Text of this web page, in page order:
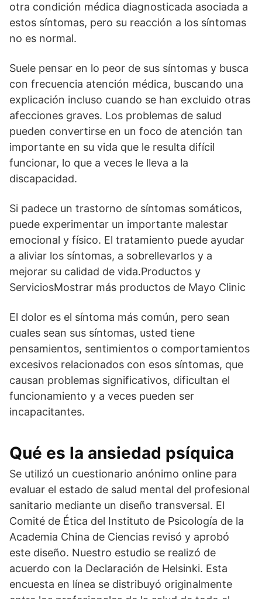
otra condición médica diagnosticada asociada a
estos síntomas, pero su reacción a los síntomas
no es normal.
Suele pensar en lo peor de sus síntomas y busca
con frecuencia atención médica, buscando una
explicación incluso cuando se han excluido otras
afecciones graves. Los problemas de salud
pueden convertirse en un foco de atención tan
importante en su vida que le resulta difícil
funcionar, lo que a veces le lleva a la
discapacidad.
Si padece un trastorno de síntomas somáticos,
puede experimentar un importante malestar
emocional y físico. El tratamiento puede ayudar
a aliviar los síntomas, a sobrellevarlos y a
mejorar su calidad de vida.Productos y
ServiciosMostrar más productos de Mayo Clinic
El dolor es el síntoma más común, pero sean
cuales sean sus síntomas, usted tiene
pensamientos, sentimientos o comportamientos
excesivos relacionados con esos síntomas, que
causan problemas significativos, dificultan el
funcionamiento y a veces pueden ser
incapacitantes.
Qué es la ansiedad psíquica
Se utilizó un cuestionario anónimo online para
evaluar el estado de salud mental del profesional
sanitario mediante un diseño transversal. El
Comité de Ética del Instituto de Psicología de la
Academia China de Ciencias revisó y aprobó
este diseño. Nuestro estudio se realizó de
acuerdo con la Declaración de Helsinki. Esta
encuesta en línea se distribuyó originalmente